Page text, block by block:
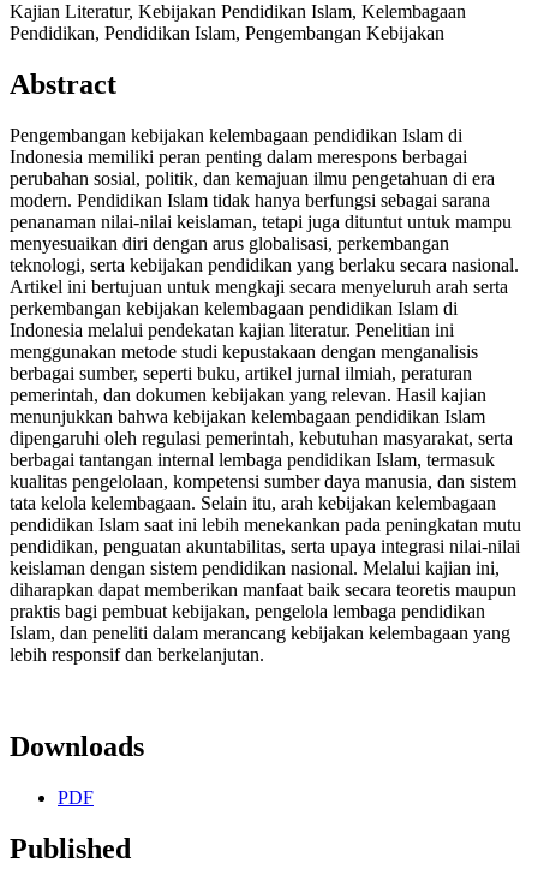
Kajian Literatur, Kebijakan Pendidikan Islam, Kelembagaan
Pendidikan, Pendidikan Islam, Pengembangan Kebijakan
Abstract
Pengembangan kebijakan kelembagaan pendidikan Islam di
Indonesia memiliki peran penting dalam merespons berbagai
perubahan sosial, politik, dan kemajuan ilmu pengetahuan di era
modern. Pendidikan Islam tidak hanya berfungsi sebagai sarana
penanaman nilai-nilai keislaman, tetapi juga dituntut untuk mampu
menyesuaikan diri dengan arus globalisasi, perkembangan
teknologi, serta kebijakan pendidikan yang berlaku secara nasional.
Artikel ini bertujuan untuk mengkaji secara menyeluruh arah serta
perkembangan kebijakan kelembagaan pendidikan Islam di
Indonesia melalui pendekatan kajian literatur. Penelitian ini
menggunakan metode studi kepustakaan dengan menganalisis
berbagai sumber, seperti buku, artikel jurnal ilmiah, peraturan
pemerintah, dan dokumen kebijakan yang relevan. Hasil kajian
menunjukkan bahwa kebijakan kelembagaan pendidikan Islam
dipengaruhi oleh regulasi pemerintah, kebutuhan masyarakat, serta
berbagai tantangan internal lembaga pendidikan Islam, termasuk
kualitas pengelolaan, kompetensi sumber daya manusia, dan sistem
tata kelola kelembagaan. Selain itu, arah kebijakan kelembagaan
pendidikan Islam saat ini lebih menekankan pada peningkatan mutu
pendidikan, penguatan akuntabilitas, serta upaya integrasi nilai-nilai
keislaman dengan sistem pendidikan nasional. Melalui kajian ini,
diharapkan dapat memberikan manfaat baik secara teoretis maupun
praktis bagi pembuat kebijakan, pengelola lembaga pendidikan
Islam, dan peneliti dalam merancang kebijakan kelembagaan yang
lebih responsif dan berkelanjutan.
Downloads
PDF
Published